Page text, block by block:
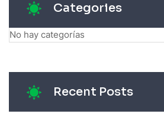
Categories
No hay categorías
Recent Posts